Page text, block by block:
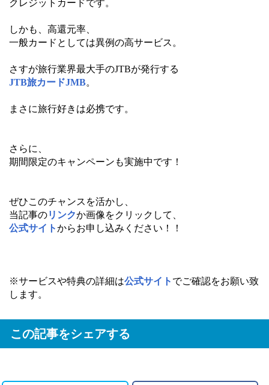
クレジットカードです。
しかも、高還元率、
一般カードとしては異例の高サービス。
さすが旅行業界最大手のJTBが発行する
JTB旅カードJMB。
まさに旅行好きは必携です。
さらに、
期間限定のキャンペーンも実施中です！
ぜひこのチャンスを活かし、
当記事のリンクか画像をクリックして、
公式サイトからお申し込みください！！
※サービスや特典の詳細は公式サイト でご確認をお願い致
します。
この記事をシェアする